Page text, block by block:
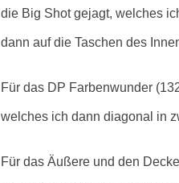
die Big Shot gejagt, welches
dann auf die Taschen des
Für das DP Farbenwunder
welches ich dann diagonal in
Für das Äußere und den